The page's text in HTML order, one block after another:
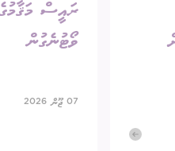
ރައީސް
ވޯޓުނެގުން
07 ޖޫން 2026